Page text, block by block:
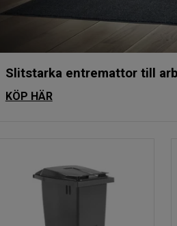
Slitstarka entremattor till
KÖP HÄR